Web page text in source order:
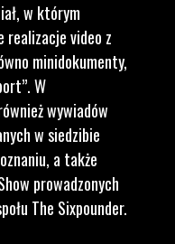
w którym
realizacje video z
minidokumenty,
W
wywiadów
w siedzibie
a także
prowadzonych
The Sixpounder.